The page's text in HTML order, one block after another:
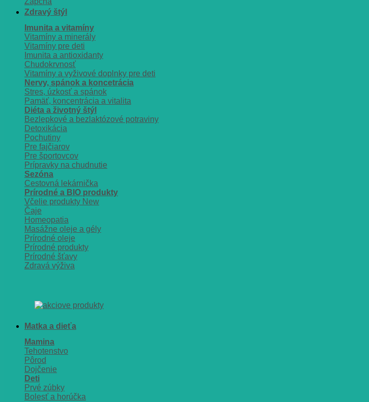
Zdravý štýl
Imunita a vitamíny
Vitamíny a minerály
Vitamíny pre deti
Imunita a antioxidanty
Chudokrvnosť
Vitamíny a vyživové doplnky pre deti
Nervy, spánok a koncetrácia
Stres, úzkosť a spánok
Pamäť, koncentrácia a vitalita
Diéta a životný štýl
Bezlepkové a bezlaktózové potraviny
Detoxikácia
Pochutiny
Pre fajčiarov
Pre športovcov
Prípravky na chudnutie
Sezóna
Cestovná lekárnička
Prírodné a BIO produkty
Včelie produkty
Čaje
Homeopatia
Masážne oleje a gély
Prírodné oleje
Prírodné produkty
Prírodné šťavy
Zdravá výživa
Matka a dieťa
Mamina
Tehotenstvo
Pôrod
Dojčenie
Deti
Prvé zúbky
Bolesť a horúčka